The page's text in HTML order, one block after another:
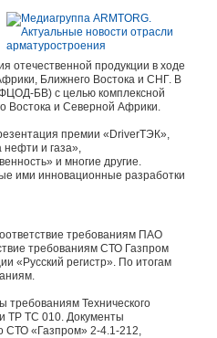
отечественной продукции в ходе
Ближнего Востока и СНГ. В
БВ) с целью комплексной
Востока и Северной Африки.
премии «DriverТЭК»,
нефти и газа»,
и многие другие.
ими инновационные разработки
требованиям ПАО
требованиям СТО Газпром
«Русский регистр». По итогам
требованиям Технического
ТР ТС 010. Документы
СТО «Газпром» 2-4.1-212,